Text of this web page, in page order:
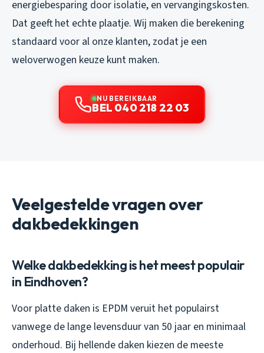
energiebesparing door isolatie, en vervangingskosten.
Dat geeft het echte plaatje. Wij maken die berekening
standaard voor al onze klanten, zodat je een
weloverwogen keuze kunt maken.
NU BEREIKBAAR
BEL 040 218 22 03
Veelgestelde vragen over
dakbedekkingen
Welke dakbedekking is het meest populair
in Eindhoven?
Voor platte daken is EPDM veruit het populairst
vanwege de lange levensduur van 50 jaar en minimaal
onderhoud. Bij hellende daken kiezen de meeste